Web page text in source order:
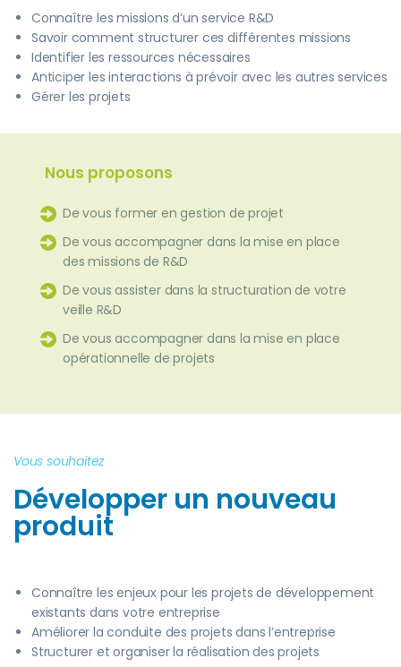
Connaître les missions d’un service R&D
Savoir comment structurer ces différentes missions
Identifier les ressources nécessaires
Anticiper les interactions à prévoir avec les autres services
Gérer les projets
Nous proposons
De vous former en gestion de projet
De vous accompagner dans la mise en place
des missions de R&D
De vous assister dans la structuration de votre
veille R&D
De vous accompagner dans la mise en place
opérationnelle de projets
Vous souhaitez
Développer un nouveau
produit
Connaître les enjeux pour les projets de développement
existants dans votre entreprise
Améliorer la conduite des projets dans l’entreprise
Structurer et organiser la réalisation des projets